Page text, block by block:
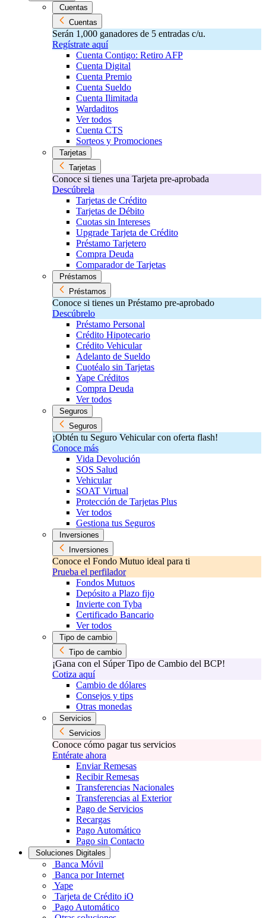
Cuentas
Cuentas
Serán 1,000 ganadores de 5 entradas c/u.
Regístrate aquí
Cuenta Contigo: Retiro AFP
Cuenta Digital
Cuenta Premio
Cuenta Sueldo
Cuenta Ilimitada
Wardaditos
Ver todos
Cuenta CTS
Sorteos y Promociones
Tarjetas
Tarjetas
Conoce si tienes una Tarjeta pre-aprobada
Descúbrela
Tarjetas de Crédito
Tarjetas de Débito
Cuotas sin Intereses
Upgrade Tarjeta de Crédito
Préstamo Tarjetero
Compra Deuda
Comparador de Tarjetas
Préstamos
Préstamos
Conoce si tienes un Préstamo pre-aprobado
Descúbrelo
Préstamo Personal
Crédito Hipotecario
Crédito Vehicular
Adelanto de Sueldo
Cuotéalo sin Tarjetas
Yape Créditos
Compra Deuda
Ver todos
Seguros
Seguros
¡Obtén tu Seguro Vehicular con oferta flash!
Conoce más
Vida Devolución
SOS Salud
Vehicular
SOAT Virtual
Protección de Tarjetas Plus
Ver todos
Gestiona tus Seguros
Inversiones
Inversiones
Conoce el Fondo Mutuo ideal para ti
Prueba el perfilador
Fondos Mutuos
Depósito a Plazo fijo
Invierte con Tyba
Certificado Bancario
Ver todos
Tipo de cambio
Tipo de cambio
¡Gana con el Súper Tipo de Cambio del BCP!
Cotiza aquí
Cambio de dólares
Consejos y tips
Otras monedas
Servicios
Servicios
Conoce cómo pagar tus servicios
Entérate ahora
Enviar Remesas
Recibir Remesas
Transferencias Nacionales
Transferencias al Exterior
Pago de Servicios
Recargas
Pago Automático
Pago sin Contacto
Soluciones Digitales
Banca Móvil
Banca por Internet
Yape
Tarjeta de Crédito iO
Pago Automático